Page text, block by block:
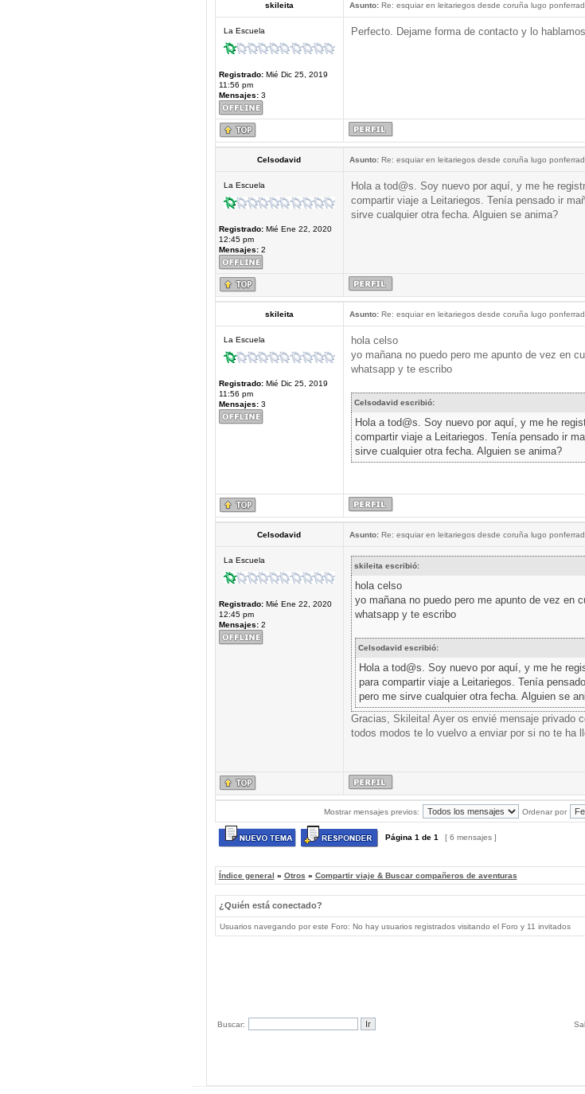
skileita Asunto:Re: esquiar en leitariegos desde coruña lugo
La Escuela
Registrado:Mié Dic 25, 2019
11:56 pm
Mensajes:3
Perfecto. Dejame forma de contacto y lo
Celsodavid Asunto:Re: esquiar en leitariegos desde coruña lugo
La Escuela
Registrado:Mié Ene 22, 2020
12:45 pm
Mensajes:2
Hola a tod@s. Soy nuevo por aquí, y me he
compartir viaje a Leitariegos. Tenía pensado ir
sirve cualquier otra fecha. Alguien se anima?
skileita Asunto:Re: esquiar en leitariegos desde coruña lugo
La Escuela
Registrado:Mié Dic 25, 2019
11:56 pm
Mensajes:3
hola celso
yo mañana no puedo pero me apunto de vez en
whatsapp y te escribo
Celsodavid escribió:
Hola a tod@s. Soy nuevo por aquí, y me he
compartir viaje a Leitariegos. Tenía pensado ir
sirve cualquier otra fecha. Alguien se anima?
Celsodavid Asunto:Re: esquiar en leitariegos desde coruña lugo
La Escuela
Registrado:Mié Ene 22, 2020
12:45 pm
Mensajes:2
skileita escribió:
hola celso
yo mañana no puedo pero me apunto de vez en
whatsapp y te escribo
Celsodavid escribió:
Hola a tod@s. Soy nuevo por aquí, y me he
para compartir viaje a Leitariegos. Tenía
pero me sirve cualquier otra fecha. Alguien se
Gracias, Skileita! Ayer os envié mensaje privado
todos modos te lo vuelvo a enviar por si no te ha
Mostrar mensajes previos: Ordenar por
Página 1 de 1 [ 6 mensajes ]
Índice general » Otros » Compartir viaje & Buscar compañeros de aventuras
¿Quién está conectado?
Usuarios navegando por este Foro: No hay usuarios registrados visitando el Foro y 11 invitados
Buscar: